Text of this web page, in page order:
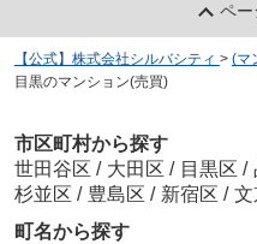
ペ
【公式】株式会社シルバシティ > (マ
目黒のマンション(売買)
市区町村から探す
世田谷区 / 大田区 / 目黒区 /
杉並区 / 豊島区 / 新宿区 / 文
町名から探す